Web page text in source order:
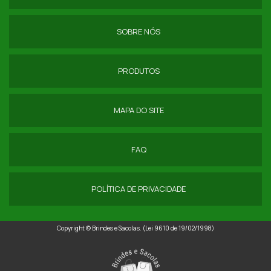
COMPRAR SACOLA NYLON DOBRAVEL
ECOBAG NYLON EMBORRACHADO
ECOBAG NYLON
FORNECEDOR DE NECESSAIRE PVC TRANSPARENTE
SOBRE NÓS
PRODUTOS
MAPA DO SITE
FAQ
POLÍTICA DE PRIVACIDADE
Copyright © Brindes e Sacolas. (Lei 9610 de 19/02/1998)